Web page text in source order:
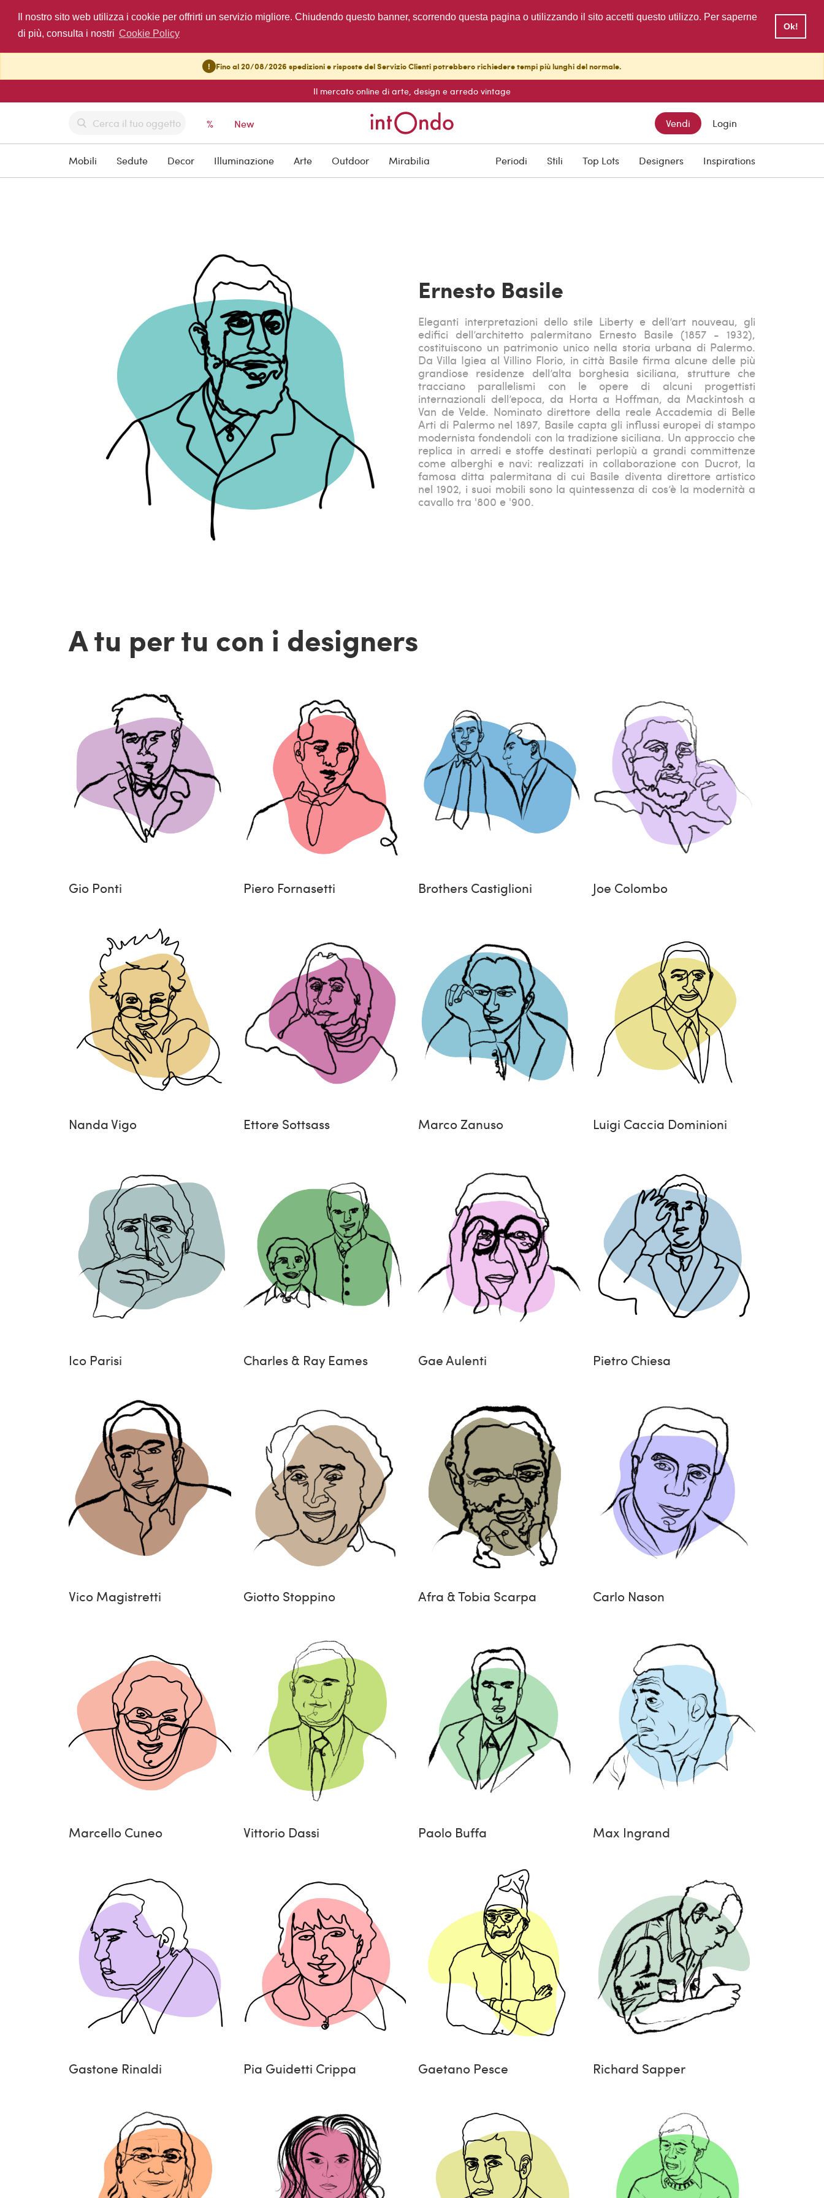
Il nostro sito web utilizza i cookie per offrirti un servizio migliore. Chiudendo questo banner, scorrendo questa pagina o utilizzando il sito accetti questo utilizzo. Per saperne
di più, consulta i nostri Cookie Policy
Ok!
! Fino al 20/08/2026 spedizioni e risposte del Servizio Clienti potrebbero richiedere tempi più lunghi del normale.
Il mercato online di arte, design e arredo vintage
% New Vendi Login
Mobili Sedute Decor Illuminazione Arte Outdoor Mirabilia Periodi Stili Top Lots Designers Inspirations
Ernesto Basile
Eleganti interpretazioni dello stile Liberty e dell’art nouveau, gli
edifici dell’architetto palermitano Ernesto Basile (1857 - 1932),
costituiscono un patrimonio unico nella storia urbana di Palermo.
Da Villa Igiea al Villino Florio, in città Basile firma alcune delle più
grandiose residenze dell’alta borghesia siciliana, strutture che
tracciano parallelismi con le opere di alcuni progettisti
internazionali dell’epoca, da Horta a Hoffman, da Mackintosh a
Van de Velde. Nominato direttore della reale Accademia di Belle
Arti di Palermo nel 1897, Basile capta gli influssi europei di stampo
modernista fondendoli con la tradizione siciliana. Un approccio che
replica in arredi e stoffe destinati perlopiù a grandi committenze
come alberghi e navi: realizzati in collaborazione con Ducrot, la
famosa ditta palermitana di cui Basile diventa direttore artistico
nel 1902, i suoi mobili sono la quintessenza di cos’è la modernità a
cavallo tra '800 e '900.
A tu per tu con i designers
Gio Ponti Piero Fornasetti Brothers Castiglioni Joe Colombo
Nanda Vigo Ettore Sottsass Marco Zanuso Luigi Caccia Dominioni
Ico Parisi Charles & Ray Eames Gae Aulenti Pietro Chiesa
Vico Magistretti Giotto Stoppino Afra & Tobia Scarpa Carlo Nason
Marcello Cuneo Vittorio Dassi Paolo Buffa Max Ingrand
Gastone Rinaldi Pia Guidetti Crippa Gaetano Pesce Richard Sapper